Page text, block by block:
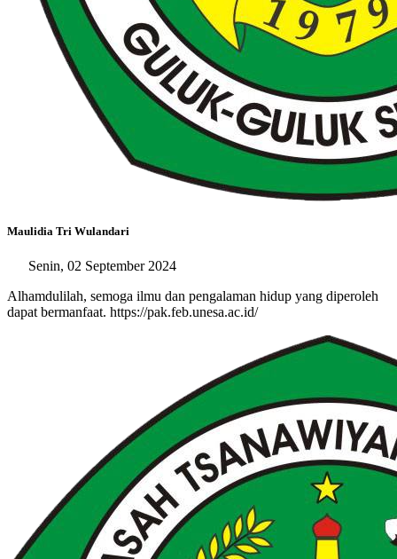
Maulidia Tri Wulandari
Senin, 02 September 2024
Alhamdulilah, semoga ilmu dan pengalaman hidup yang diperoleh
dapat bermanfaat. https://pak.feb.unesa.ac.id/